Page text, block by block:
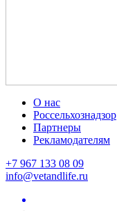
О нас
Россельхознадзор
Партнеры
Рекламодателям
+7 967 133 08 09
info@vetandlife.ru